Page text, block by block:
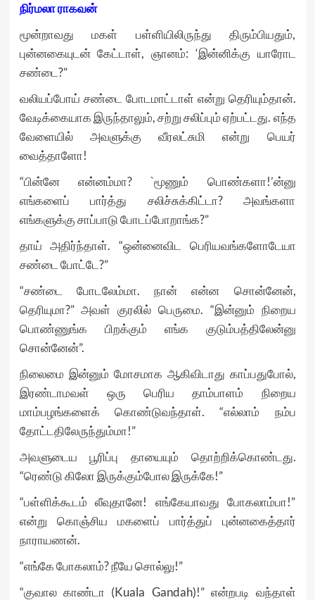
நிர்மலா ராகவன்
மூன்றாவது மகள் பள்ளியிலிருந்து திரும்பியதும்,
புன்னகையுடன் கேட்டாள், ஞானம்: ‘இன்னிக்கு யாரோட
சண்டை?”
வலியப்போய் சண்டை போடமாட்டாள் என்று தெரியும்தான்.
வேடிக்கையாக இருந்தாலும், சற்று சலிப்பும் ஏற்பட்டது. எந்த
வேளையில் அவளுக்கு வீரலட்சுமி என்று பெயர்
வைத்தாளோ!
“பின்னே என்னம்மா? `மூணும் பொண்களா!’ன்னு
எங்களைப் பார்த்து சலிச்சுக்கிட்டா? அவங்களா
எங்களுக்கு சாப்பாடு போடப்போறாங்க?”
தாய் அதிர்ந்தாள். “ஒன்னைவிட பெரியவங்களோடேயா
சண்டை போட்டே?”
“சண்டை போடலேம்மா. நான் என்ன சொன்னேன்,
தெரியுமா?” அவள் குரலில் பெருமை. “இன்னும் நிறைய
பொண்ணுங்க பிறக்கும் எங்க குடும்பத்திலேன்னு
சொன்னேன்”.
நிலைமை இன்னும் மோசமாக ஆகிவிடாது காப்பதுபோல்,
இரண்டாமவள் ஒரு பெரிய தாம்பாளம் நிறைய
மாம்பழங்களைக் கொண்டுவந்தாள். “எல்லாம் நம்ப
தோட்டதிலேருந்தும்மா!”
அவளுடைய பூரிப்பு தாயையும் தொற்றிக்கொண்டது.
“ரெண்டு கிலோ இருக்கும்போல இருக்கே!”
“பள்ளிக்கூடம் லீவுதானே! எங்கேயாவது போகலாம்பா!”
என்று கொஞ்சிய மகளைப் பார்த்துப் புன்னகைத்தார்
நாராயணன்.
“எங்கே போகலாம்? நீயே சொல்லு!”
“குவால காண்டா (Kuala Gandah)!” என்றபடி வந்தாள்